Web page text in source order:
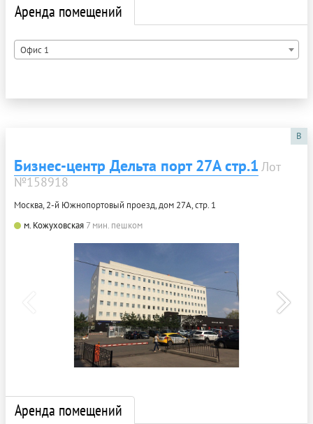
Аренда помещений
Офис 1
B
Бизнес-центр Дельта порт 27А стр.1 Лот
№158918
Москва, 2-й Южнопортовый проезд, дом 27А, стр. 1
м. Кожуховская 7 мин. пешком
Аренда помещений